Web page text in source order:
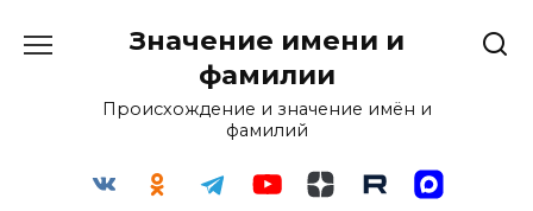
Значение имени и
фамилии
Происхождение и значение имён и
фамилий